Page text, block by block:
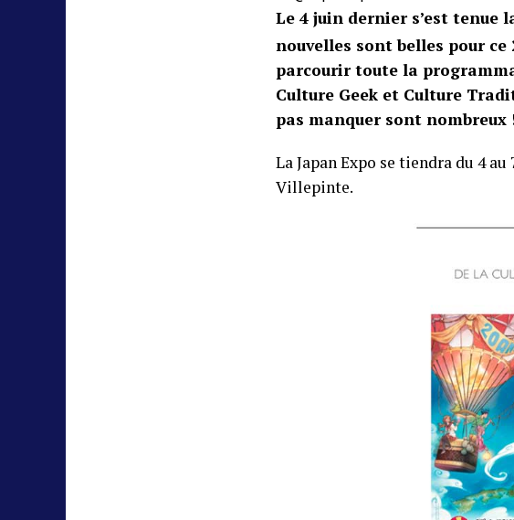
Le 4 juin dernier s’est tenue
nouvelles sont belles pour ce
parcourir toute la
Culture Geek et Culture
pas manquer sont nombreux
La Japan Expo se tiendra du 4
Villepinte.